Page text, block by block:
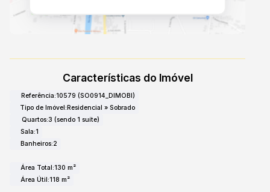
Características do Imóvel
Referência:10579 (SO0914_DIMOBI)
Tipo de Imóvel:Residencial » Sobrado
Quartos:3 (sendo 1 suíte)
Sala:1
Banheiros:2
Área Total:130 m²
Área Útil:118 m²